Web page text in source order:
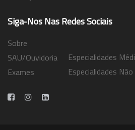
Siga-Nos Nas Redes Sociais
Sobre
SAU/Ouvidoria
Exames
Especialidades
Especialidades